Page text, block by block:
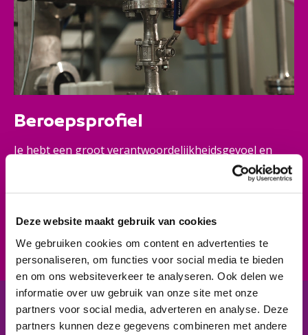
Deze website maakt gebruik van cookies
We gebruiken cookies om content en advertenties te
personaliseren, om functies voor social media te bieden
en om ons websiteverkeer te analyseren. Ook delen we
informatie over uw gebruik van onze site met onze
partners voor social media, adverteren en analyse. Deze
partners kunnen deze gegevens combineren met andere
Beroepsprofiel
Je hebt een groot verantwoordelijkheidsgevoel en
werkt met aandacht. Je maakt de juiste keuzes bij
vind je geen probleem.
In het kort De opleiding